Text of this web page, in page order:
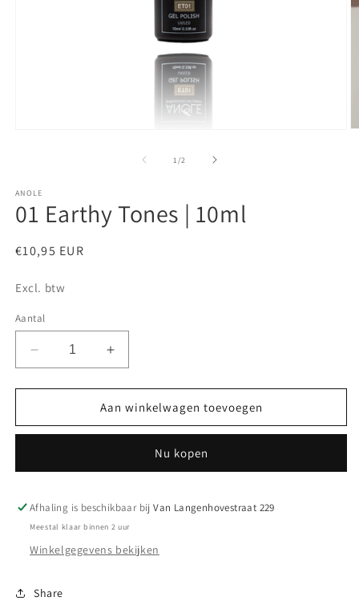
1 /van
2
ANOLE
01 Earthy Tones | 10ml
Normale
€10,95 EUR
Excl. btw
Aantal
Aantal
verlagen
voor
Earthy
10ml
Aantal
verhogen
voor
01
Earthy
10ml
Aan winkelwagen toevoegen
Nu kopen
Afhaling is beschikbaar bijVan Langenhovestraat 229
Meestal klaar binnen 2 uur
Winkelgegevens bekijken
Share